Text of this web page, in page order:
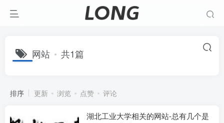
网站 共1篇
排序 更新 浏览 点赞 评论
湖北工业大学相关的网站-总有几个是